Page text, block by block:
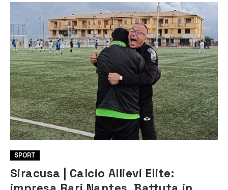
SPORT
Siracusa | Calcio Allievi Elite: